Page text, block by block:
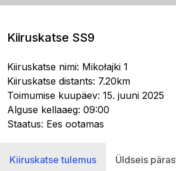
Kiiruskatse SS9
Kiiruskatse nimi: Mikołajki 1
Kiiruskatse distants: 7.20km
Toimumise kuupäev: 15. juuni 2025
Alguse kellaaeg: 09:00
Staatus: Ees ootamas
Kiiruskatse tulemus Üldseis